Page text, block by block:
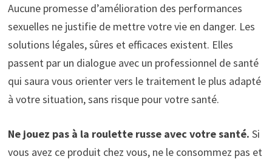
Aucune promesse d’amélioration des performances
sexuelles ne justifie de mettre votre vie en danger. Les
solutions légales, sûres et efficaces existent. Elles
passent par un dialogue avec un professionnel de santé
qui saura vous orienter vers le traitement le plus adapté
à votre situation, sans risque pour votre santé.
Ne jouez pas à la roulette russe avec votre santé. Si
vous avez ce produit chez vous, ne le consommez pas et